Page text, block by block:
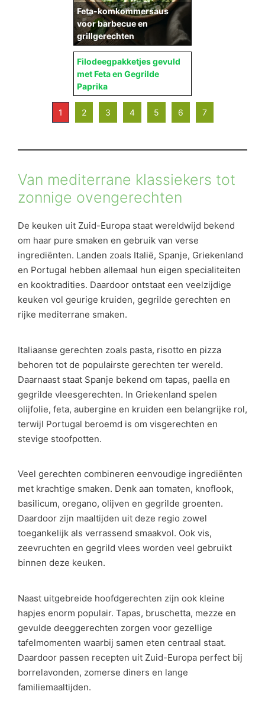
Feta-komkommersaus
voor barbecue en
grillgerechten
Filodeegpakketjes gevuld
met Feta en Gegrilde
Paprika
1 2 3 4 5 6 7
Van mediterrane klassiekers tot
zonnige ovengerechten
De keuken uit Zuid-Europa staat wereldwijd bekend
om haar pure smaken en gebruik van verse
ingrediënten. Landen zoals Italië, Spanje, Griekenland
en Portugal hebben allemaal hun eigen specialiteiten
en kooktradities. Daardoor ontstaat een veelzijdige
keuken vol geurige kruiden, gegrilde gerechten en
rijke mediterrane smaken.
Italiaanse gerechten zoals pasta, risotto en pizza
behoren tot de populairste gerechten ter wereld.
Daarnaast staat Spanje bekend om tapas, paella en
gegrilde vleesgerechten. In Griekenland spelen
olijfolie, feta, aubergine en kruiden een belangrijke rol,
terwijl Portugal beroemd is om visgerechten en
stevige stoofpotten.
Veel gerechten combineren eenvoudige ingrediënten
met krachtige smaken. Denk aan tomaten, knoflook,
basilicum, oregano, olijven en gegrilde groenten.
Daardoor zijn maaltijden uit deze regio zowel
toegankelijk als verrassend smaakvol. Ook vis,
zeevruchten en gegrild vlees worden veel gebruikt
binnen deze keuken.
Naast uitgebreide hoofdgerechten zijn ook kleine
hapjes enorm populair. Tapas, bruschetta, mezze en
gevulde deeggerechten zorgen voor gezellige
tafelmomenten waarbij samen eten centraal staat.
Daardoor passen recepten uit Zuid-Europa perfect bij
borrelavonden, zomerse diners en lange
familiemaaltijden.